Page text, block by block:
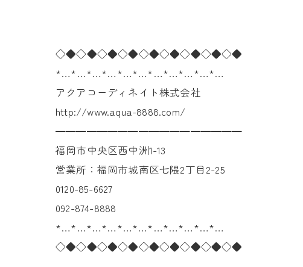
◇◆◇◆◇◆◇◆◇◆◇◆◇◆◇◆◇◆
*…*…*…*…*…*…*…*…*…*…*…
アクアコーディネイト株式会社
http://www.aqua-8888.com/
━━━━━━━━━━━━━━━━━━
福岡市中央区西中洲1-13
営業所：福岡市城南区七隈2丁目2-25
0120-85-6627
092-874-8888
*…*…*…*…*…*…*…*…*…*…*…
◇◆◇◆◇◆◇◆◇◆◇◆◇◆◇◆◇◆